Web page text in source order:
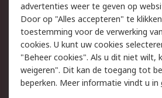
Wettelijk
Cookiebeleid
Privacybeleid
Algemene
verkoopvoorwaarden
advertenties weer te geven op
Door op "Alles accepteren" te
toestemming voor de verwerking
cookies. U kunt uw cookies
"Beheer cookies". Als u dit niet wilt,
weigeren". Dit kan de toegang tot
beperken. Meer informatie vindt u in